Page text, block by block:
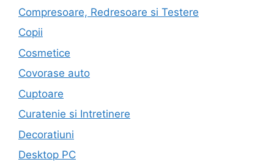
Compresoare, Redresoare si Testere
Copii
Cosmetice
Covorase auto
Cuptoare
Curatenie si Intretinere
Decoratiuni
Desktop PC